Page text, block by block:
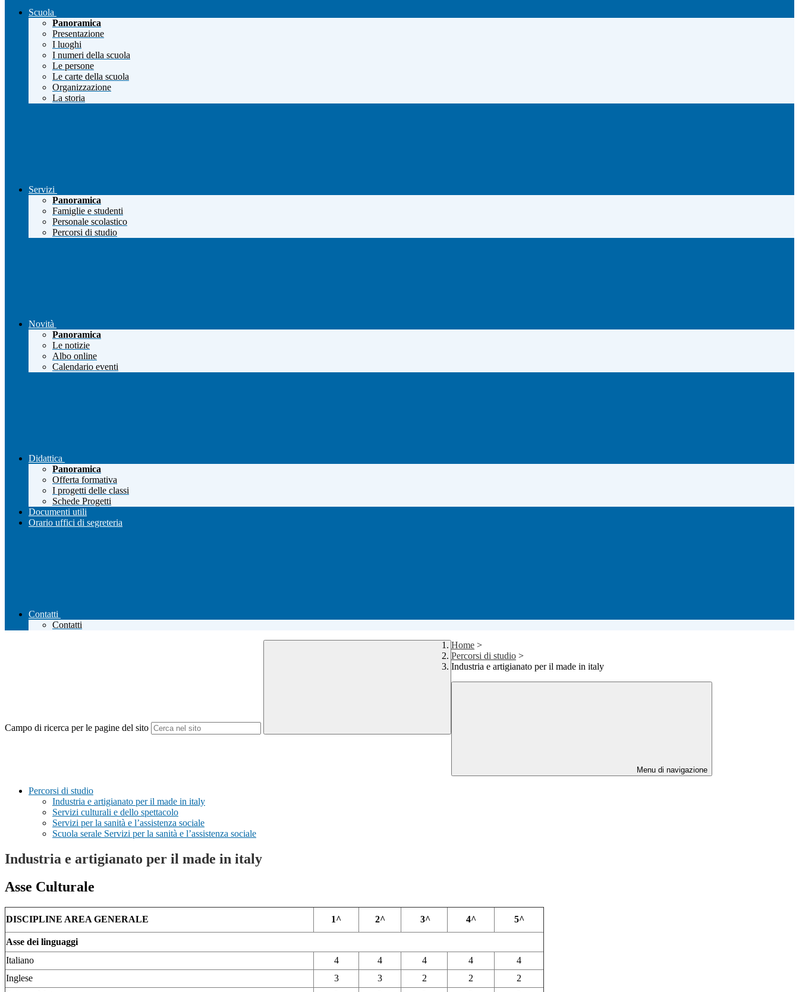
Scuola
Panoramica
Presentazione
I luoghi
I numeri della scuola
Le persone
Le carte della scuola
Organizzazione
La storia
Servizi
Panoramica
Famiglie e studenti
Personale scolastico
Percorsi di studio
Novità
Panoramica
Le notizie
Albo online
Calendario eventi
Didattica
Panoramica
Offerta formativa
I progetti delle classi
Schede Progetti
Documenti utili
Orario uffici di segreteria
Contatti
Contatti
Campo di ricerca per le pagine del sito
Home >
Percorsi di studio >
Industria e artigianato per il made in italy
Menu di navigazione
Percorsi di studio
Industria e artigianato per il made in italy
Servizi culturali e dello spettacolo
Servizi per la sanità e l’assistenza sociale
Scuola serale Servizi per la sanità e l’assistenza sociale
Industria e artigianato per il made in italy
Asse Culturale
DISCIPLINE AREA GENERALE 1^ 2^ 3^ 4^ 5^
Asse dei linguaggi
Italiano
4 4 4 4
4
Inglese
3 3 2 2
2